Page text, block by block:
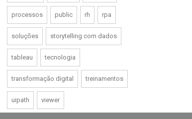
processos public rh rpa
soluções storytelling com dados
tableau tecnologia
transformação digital treinamentos
uipath viewer